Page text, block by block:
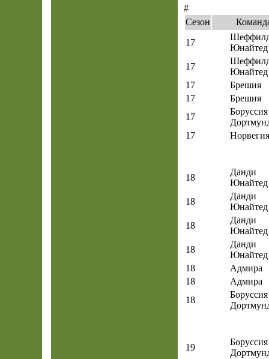
#
Сезон
17
Юнайтед
17
Юнайтед
17
Брешия
17
Брешия
17
Боруссия
17
Норвегия
18
Данди
Юнайтед
18
Данди
Юнайтед
18
Данди
Юнайтед
18
Данди
Юнайтед
18
Адмира
18
Адмира
18
Боруссия
19
Боруссия